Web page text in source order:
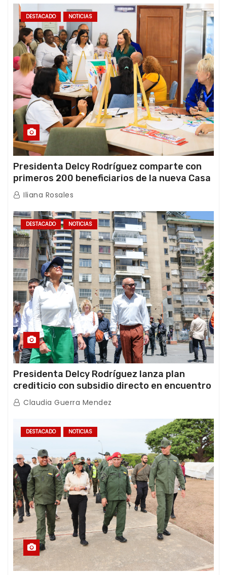
DESTACADO NOTICIAS
Presidenta Delcy Rodríguez comparte con
primeros 200 beneficiarios de la nueva Casa
de los Abuelos “La Primavera” en Caracas
Iliana Rosales
DESTACADO NOTICIAS
Presidenta Delcy Rodríguez lanza plan
crediticio con subsidio directo en encuentro
con Juntas de Condominio
Claudia Guerra Mendez
DESTACADO NOTICIAS